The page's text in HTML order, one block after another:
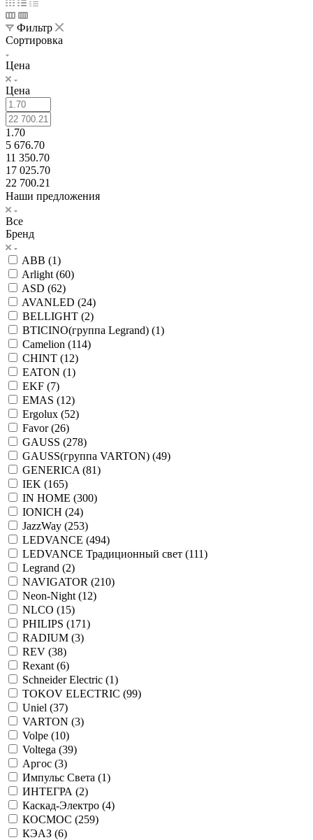
Фильтр
Сортировка
Цена
Цена
1.70
5 676.70
11 350.70
17 025.70
22 700.21
Наши предложения
Все
Бренд
ABB (1)
Arlight (60)
ASD (62)
AVANLED (24)
BELLIGHT (2)
BTICINO(группа Legrand) (1)
Camelion (114)
CHINT (12)
EATON (1)
EKF (7)
EMAS (12)
Ergolux (52)
Favor (26)
GAUSS (278)
GAUSS(группа VARTON) (49)
GENERICA (81)
IEK (165)
IN HOME (300)
IONICH (24)
JazzWay (253)
LEDVANCE (494)
LEDVANCE Традиционный свет (111)
Legrand (2)
NAVIGATOR (210)
Neon-Night (12)
NLCO (15)
PHILIPS (171)
RADIUM (3)
REV (38)
Rexant (6)
Schneider Electric (1)
TOKOV ELECTRIC (99)
Uniel (37)
VARTON (3)
Volpe (10)
Voltega (39)
Аргос (3)
Импульс Света (1)
ИНТЕГРА (2)
Каскад-Электро (4)
КОСМОС (259)
КЭАЗ (6)